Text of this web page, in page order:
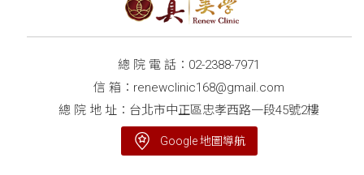
總 院 電 話： 02-2388-7971
信 箱： renewclinic168@gmail.com
總 院 地 址：台北市中正區忠孝西路一段45號2樓
Google 地圖導航